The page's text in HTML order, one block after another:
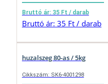
Bruttó ár: 35 Ft / darab
Bruttó ár: 35 Ft / darab
huzalszeg 80-as / 5kg
Cikkszám: SK6-4001298